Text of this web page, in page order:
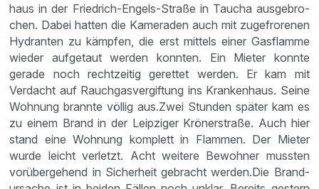
haus in der Fried­rich-Engels-Straße in Taucha ausge­bro­
chen. Dabei hatten die Kameraden auch mit zugefro­renen
Hydranten zu kämpfen, die erst mittels einer Gasflamme
wieder aufge­taut werden konnten. Ein Mieter konnte
gerade noch recht­zeitig gerettet werden. Er kam mit
Verdacht auf Rauch­gas­ver­gif­tung ins Kranken­haus. Seine
Wohnung brannte völlig aus.Zwei Stunden später kam es
zu einem Brand in der Leipziger Kröner­straße. Auch hier
stand eine Wohnung komplett in Flammen. Der Mieter
wurde leicht verletzt. Acht weitere Bewohner mussten
vorüber­ge­hend in Sicher­heit gebracht werden.Die Brand­